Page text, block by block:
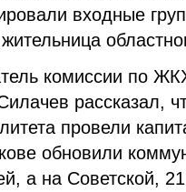
входные
комиссии по
рассказал,
провели
обновили
а на Советской,